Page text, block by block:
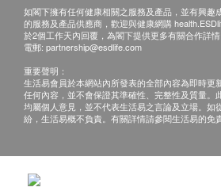
如閣下擁有任何健康相關之服務及產品，並有興趣
的服務及產品供應商，歡迎與健康網購
於2個工作天內回覆，為閣下提供更多有關合作詳情
電郵: partnership@esdlife.com
重要聲明：
生活易會員於本網站內所發表的全部內容為即時更
任何內容，並不會保證其準確性、完整性及質量。
均屬個人意見，並不代表生活易之言論及立場。如
紛，生活易概不負責。有關詳情請參閱生活易的免責